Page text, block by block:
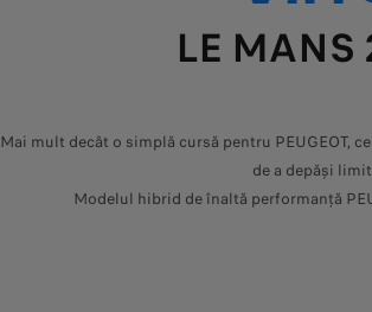
LE
Mai mult decât o simplă cursă pentru PEUGEOT,
de a depăși
Modelul hibrid de înaltă performanță